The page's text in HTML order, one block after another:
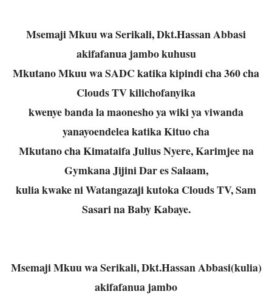
Msemaji Mkuu wa Serikali, Dkt.Hassan Abbasi
akifafanua jambo kuhusu
Mkutano Mkuu wa SADC katika kipindi cha 360 cha
Clouds TV kilichofanyika
kwenye banda la maonesho ya wiki ya viwanda
yanayoendelea katika Kituo cha
Mkutano cha Kimataifa Julius Nyere, Karimjee na
Gymkana Jijini Dar es Salaam,
kulia kwake ni Watangazaji kutoka Clouds TV, Sam
Sasari na Baby Kabaye.
Msemaji Mkuu wa Serikali, Dkt.Hassan Abbasi(kulia)
akifafanua jambo